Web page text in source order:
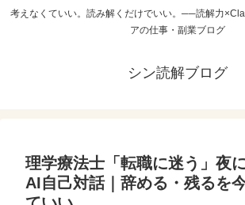
考えなくていい。読み解くだけでいい。──読解力
アの仕事・副業ブログ
シン読解ブログ
理学療法士「転職に迷う」夜
AI自己対話｜辞める・残るを